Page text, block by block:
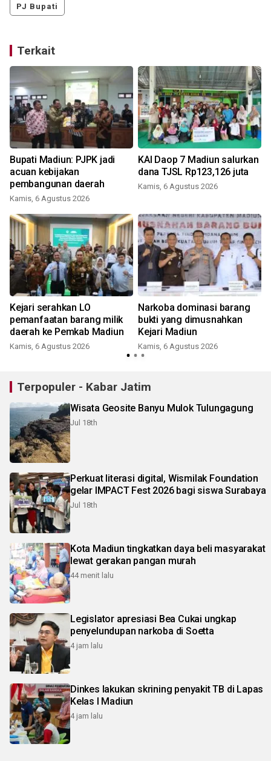
PJ Bupati
Terkait
Bupati Madiun: PJPK jadi
acuan kebijakan
pembangunan daerah
Kamis, 6 Agustus 2026
KAI Daop 7 Madiun salurkan
dana TJSL Rp123,126 juta
Kamis, 6 Agustus 2026
Kejari serahkan LO
pemanfaatan barang milik
daerah ke Pemkab Madiun
Kamis, 6 Agustus 2026
Narkoba dominasi barang
bukti yang dimusnahkan
Kejari Madiun
Kamis, 6 Agustus 2026
Terpopuler - Kabar Jatim
Wisata Geosite Banyu Mulok Tulungagung
Jul 18th
Perkuat literasi digital, Wismilak Foundation
gelar IMPACT Fest 2026 bagi siswa Surabaya
Jul 18th
Kota Madiun tingkatkan daya beli masyarakat
lewat gerakan pangan murah
44 menit lalu
Legislator apresiasi Bea Cukai ungkap
penyelundupan narkoba di Soetta
4 jam lalu
Dinkes lakukan skrining penyakit TB di Lapas
Kelas I Madiun
4 jam lalu